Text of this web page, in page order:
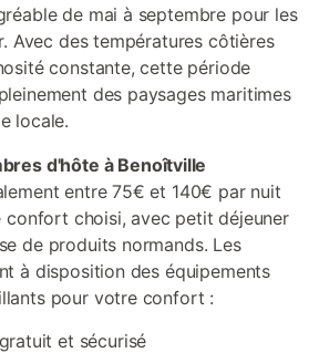
de mai à septembre pour les
Avec des températures côtières
constante, cette période
des paysages maritimes
locale.
d'hôte à Benoîtville
entre 75€ et 140€ par nuit
confort choisi, avec petit déjeuner
de produits normands. Les
à disposition des équipements
pour votre confort :
et sécurisé